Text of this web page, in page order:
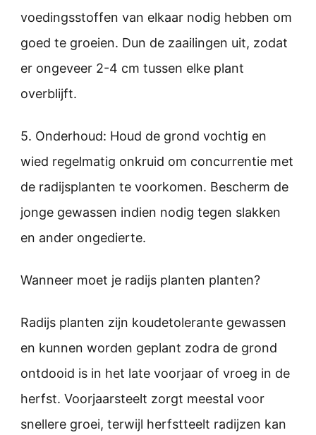
voedingsstoffen van elkaar nodig hebben om
goed te groeien. Dun de zaailingen uit, zodat
er ongeveer 2-4 cm tussen elke plant
overblijft.
5. Onderhoud: Houd de grond vochtig en
wied regelmatig onkruid om concurrentie met
de radijsplanten te voorkomen. Bescherm de
jonge gewassen indien nodig tegen slakken
en ander ongedierte.
Wanneer moet je radijs planten planten?
Radijs planten zijn koudetolerante gewassen
en kunnen worden geplant zodra de grond
ontdooid is in het late voorjaar of vroeg in de
herfst. Voorjaarsteelt zorgt meestal voor
snellere groei, terwijl herfstteelt radijzen kan